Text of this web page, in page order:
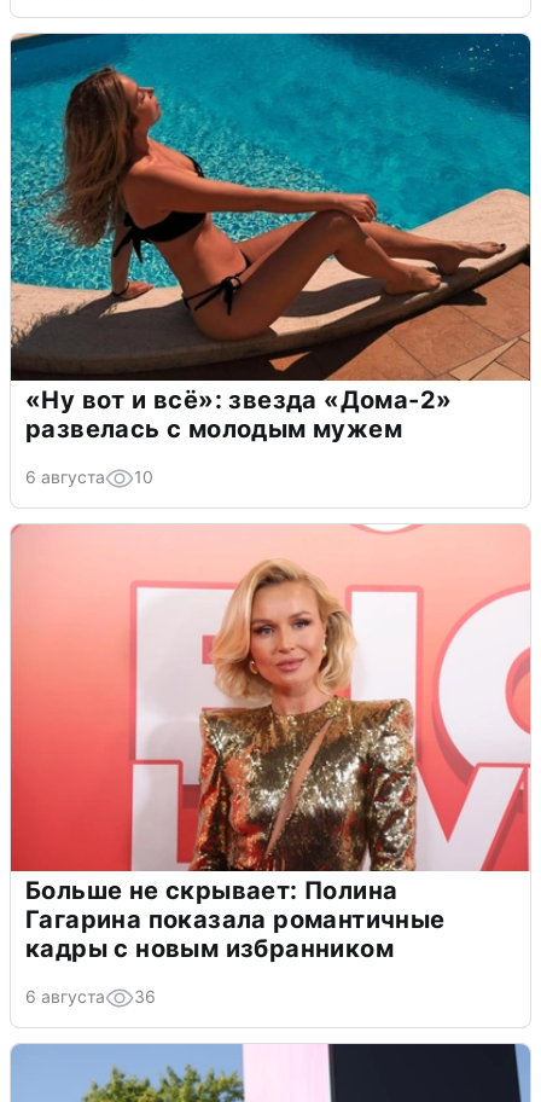
«Ну вот и всё»: звезда «Дома-2»
развелась с молодым мужем
6 августа 10
Больше не скрывает: Полина
Гагарина показала романтичные
кадры с новым избранником
6 августа 36